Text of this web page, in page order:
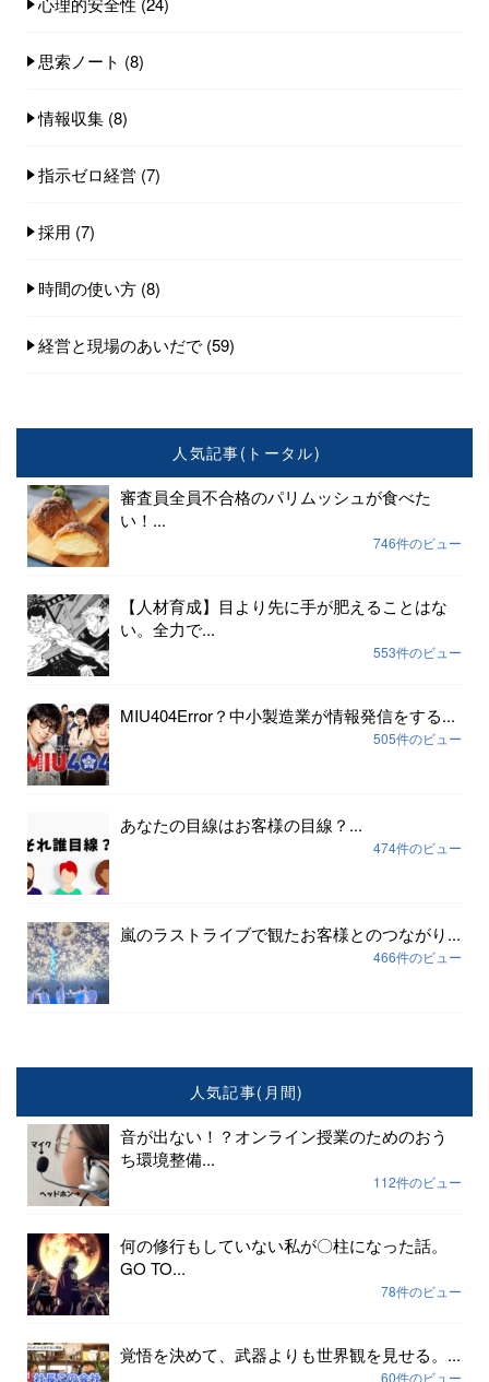
思索ノート (8)
情報収集 (8)
指示ゼロ経営 (7)
採用 (7)
時間の使い方 (8)
経営と現場のあいだで (59)
人気記事(トータル)
審査員全員不合格のパリムッシュが食べた
い！...
746件のビュー
【人材育成】目より先に手が肥えることはな
い。全力で...
553件のビュー
MIU404Error？中小製造業が情報発信をする...
505件のビュー
あなたの目線はお客様の目線？...
474件のビュー
嵐のラストライブで観たお客様とのつながり...
466件のビュー
人気記事(月間)
音が出ない！？オンライン授業のためのおう
ち環境整備...
112件のビュー
何の修行もしていない私が〇柱になった話。
GO TO...
78件のビュー
覚悟を決めて、武器よりも世界観を見せる。...
60件のビュー